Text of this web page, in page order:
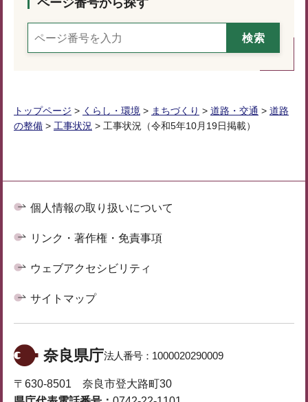
ページ番号から探す
トップページ > くらし・環境 > まちづくり > 道路・交通 > 道路
の整備 > 工事状況 > 工事状況（令和5年10月19日掲載）
個人情報の取り扱いについて
リンク・著作権・免責事項
ウェブアクセシビリティ
サイトマップ
奈良県庁法人番号： 1000020290009
〒630-8501 奈良市登大路町30